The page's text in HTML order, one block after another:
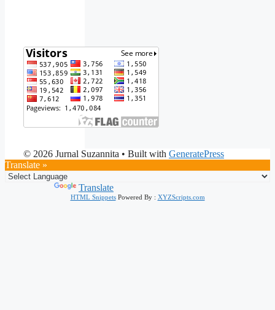
© 2026 Jurnal Suzannita • Built with GeneratePress
Translate »
Translate
HTML SnippetsPowered By : XYZScripts.com